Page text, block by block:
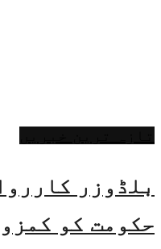
بلڈوزر
حکومت کو